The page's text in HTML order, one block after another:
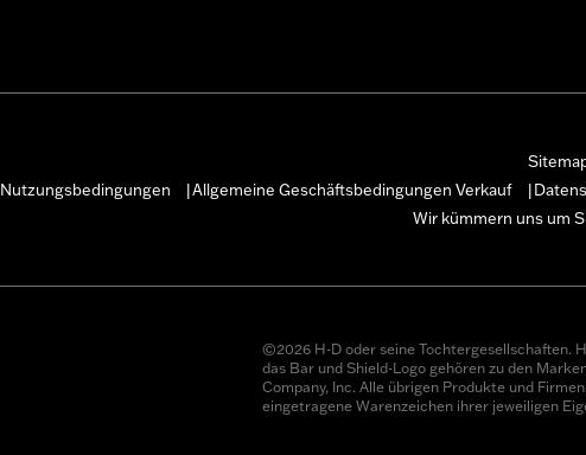
Nutzungsbedingungen
Allgemeine Geschäftsbedingungen Verkauf
Wir kümmern uns um
©2026 H-D oder seine Tochtergesellschaften.
das Bar und Shield-Logo gehören zu den
Company, Inc. Alle übrigen Produkte und
eingetragene Warenzeichen ihrer jeweiligen